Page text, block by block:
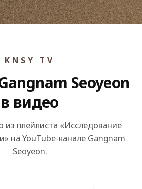
KNSY TV
Seoyeon
в видео
из плейлиста «Исследование
на YouTube-канале Gangnam
Seoyeon.